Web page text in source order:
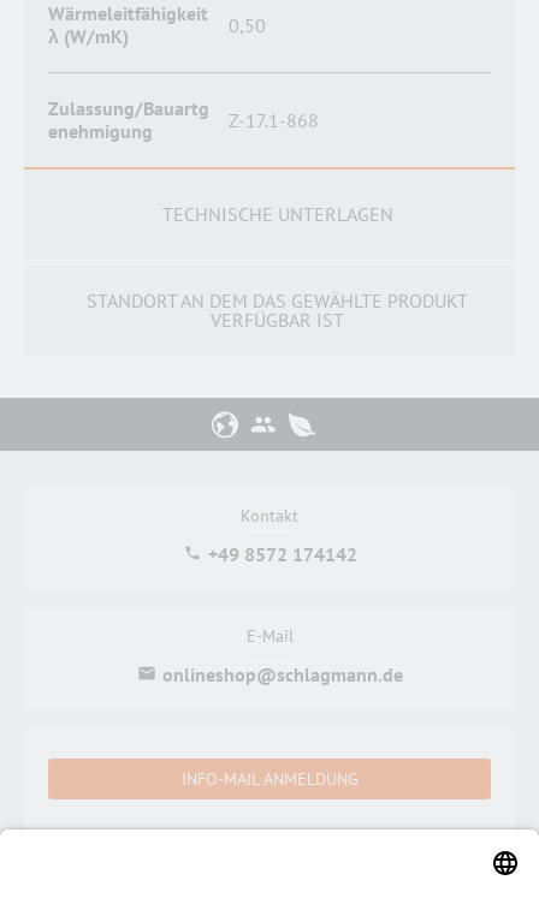
Wärmeleitfähigkeit
λ (W/mK)
0,50
Zulassung/Bauartg
enehmigung
Z-17.1-868
TECHNISCHE UNTERLAGEN
STANDORT AN DEM DAS GEWÄHLTE PRODUKT
VERFÜGBAR IST
Kontakt
+49 8572 174142
E-Mail
onlineshop@schlagmann.de
INFO-MAIL ANMELDUNG